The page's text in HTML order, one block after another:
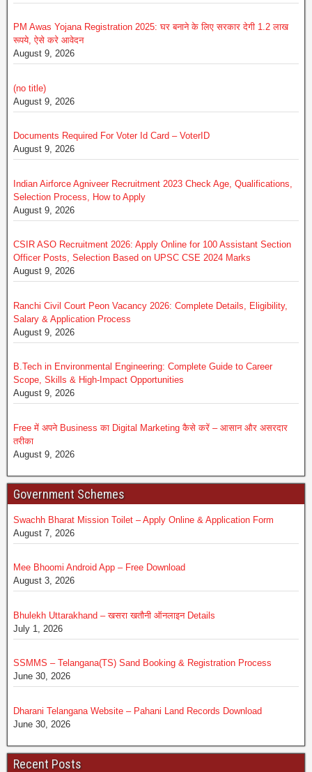
PM Awas Yojana Registration 2025: घर बनाने के लिए सरकार देगी 1.2 लाख
रूपये, ऐसे करे आवेदन
August 9, 2026
(no title)
August 9, 2026
Documents Required For Voter Id Card – VoterID
August 9, 2026
Indian Airforce Agniveer Recruitment 2023 Check Age, Qualifications,
Selection Process, How to Apply
August 9, 2026
CSIR ASO Recruitment 2026: Apply Online for 100 Assistant Section
Officer Posts, Selection Based on UPSC CSE 2024 Marks
August 9, 2026
Ranchi Civil Court Peon Vacancy 2026: Complete Details, Eligibility,
Salary & Application Process
August 9, 2026
B.Tech in Environmental Engineering: Complete Guide to Career
Scope, Skills & High-Impact Opportunities
August 9, 2026
Free में अपने Business का Digital Marketing कैसे करें – आसान और असरदार
तरीका
August 9, 2026
Government Schemes
Swachh Bharat Mission Toilet – Apply Online & Application Form
August 7, 2026
Mee Bhoomi Android App – Free Download
August 3, 2026
Bhulekh Uttarakhand – खसरा खतौनी ऑनलाइन Details
July 1, 2026
SSMMS – Telangana(TS) Sand Booking & Registration Process
June 30, 2026
Dharani Telangana Website – Pahani Land Records Download
June 30, 2026
Recent Posts